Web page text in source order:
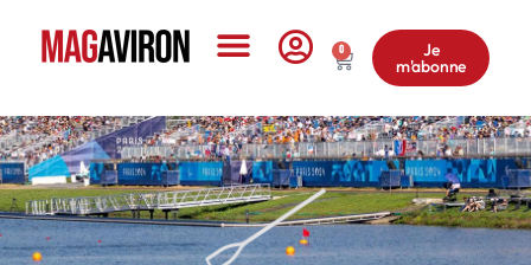
0 Je
m'abonne